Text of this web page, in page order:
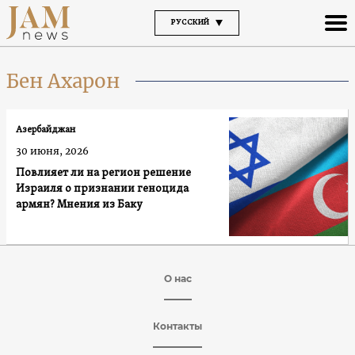
РУССКИЙ
Бен Ахарон
Повлияет ли на регион решение
Израиля о признании геноцида
армян? Мнения из Баку
Азербайджан
30 июня, 2026
О нас
Контакты